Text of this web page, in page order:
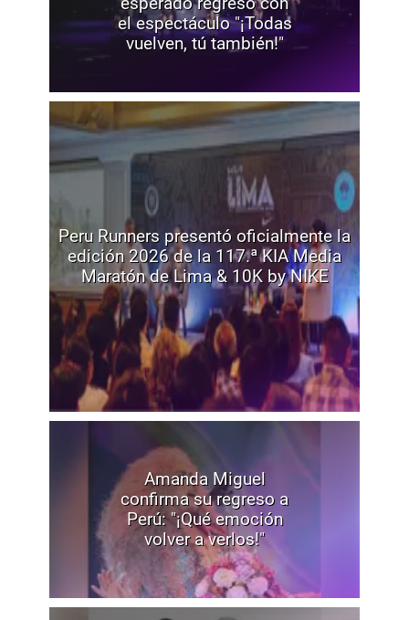
el espectáculo "¡Todas
vuelven, tú también!"
Peru Runners presentó oficialmente la
edición 2026 de la 117.ª KIA Media
Maratón de Lima & 10K by NIKE
Amanda Miguel
confirma su regreso a
Perú: "¡Qué emoción
volver a verlos!"